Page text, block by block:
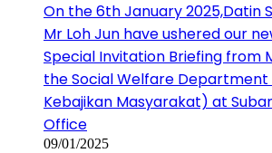
On the 6th January 2025,Datin
Mr Loh Jun have ushered our
Special Invitation Briefing from
the Social Welfare
Kebajikan Masyarakat) at
Office
09/01/2025